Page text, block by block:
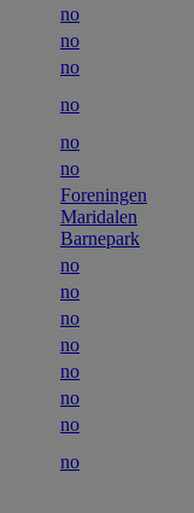
no
no
no
no
no
no
Foreningen
Maridalen
Barnepark
no
no
no
no
no
no
no
no